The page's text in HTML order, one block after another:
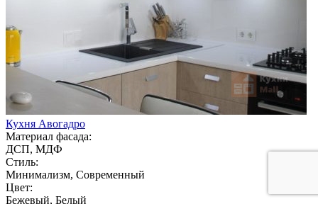
Кухня Авогадро
Материал фасада:
ДСП, МДФ
Стиль:
Минимализм, Современный
Цвет:
Бежевый, Белый